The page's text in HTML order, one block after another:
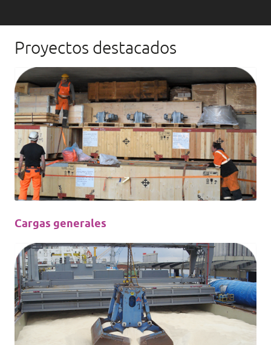
Proyectos destacados
Cargas generales